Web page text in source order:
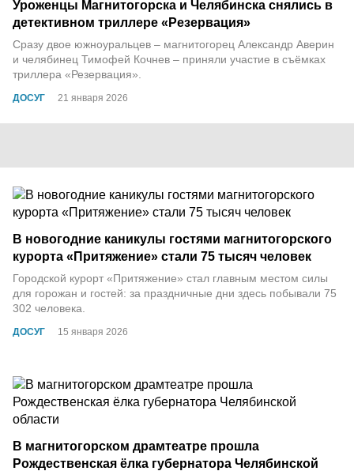
ДОСУГ 21 января 2026
Уроженцы Магнитогорска и Челябинска снялись в
детективном триллере «Резервация»
Сразу двое южноуральцев – магнитогорец Александр Аверин
и челябинец Тимофей Кочнев – приняли участие в съёмках
триллера «Резервация».
ДОСУГ 15 января 2026
В новогодние каникулы гостями магнитогорского
курорта «Притяжение» стали 75 тысяч человек
Городской курорт «Притяжение» стал главным местом силы
для горожан и гостей: за праздничные дни здесь побывали 75
302 человека.
В магнитогорском драмтеатре прошла
Рождественская ёлка губернатора Челябинской